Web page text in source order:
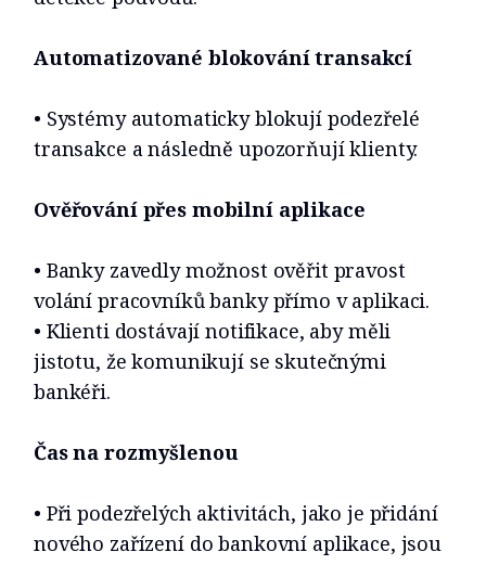
Automatizované blokování transakcí
• Systémy automaticky blokují podezřelé
transakce a následně upozorňují klienty.
Ověřování přes mobilní aplikace
• Banky zavedly možnost ověřit pravost
volání pracovníků banky přímo v aplikaci.
• Klienti dostávají notifikace, aby měli
jistotu, že komunikují se skutečnými
bankéři.
Čas na rozmyšlenou
• Při podezřelých aktivitách, jako je přidání
nového zařízení do bankovní aplikace, jsou